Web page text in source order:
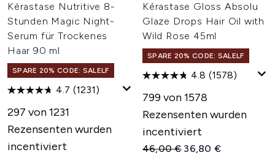
Kérastase Nutritive 8-
Stunden Magic Night-
Serum für Trockenes
Haar 90 ml
SPARE 20% CODE: SALELF
4.7 (1231)
297 von 1231
Rezensenten wurden
incentiviert
Kérastase Gloss Absolu
Glaze Drops Hair Oil with
Wild Rose 45ml
SPARE 20% CODE: SALELF
4.8 (1578)
799 von 1578
Rezensenten wurden
incentiviert
Unverbindliche
46,00 € Aktueller Preis:
36,80 €